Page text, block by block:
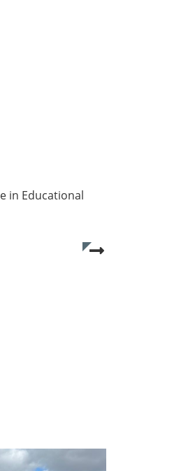
in Educational
Read more...